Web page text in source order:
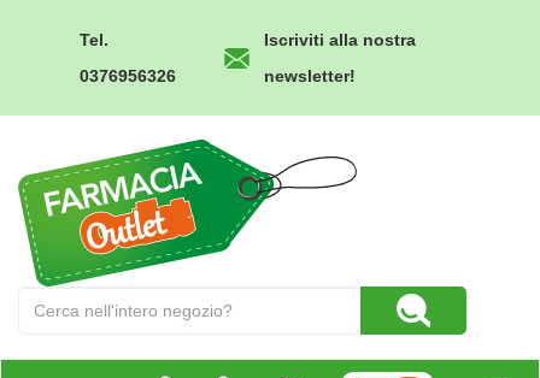
Tel.
0376956326
Iscriviti alla nostra
newsletter!
Outlet
Prodotto
Cerca Prodotto